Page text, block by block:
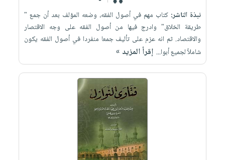
نبذة الناشر:كتاب مهم في أصول الفقه، وضعه المؤلف بعد أن جمع "
طريقة الخلاق" وادرج فيها من أصول الفقه على وجه الاقتصار
والاقتصاد. ثم انه عزم على تأليف جمعا منفردا في أصول الفقه يكون
شاملاً لجميع أبوا... إقرأ المزيد »